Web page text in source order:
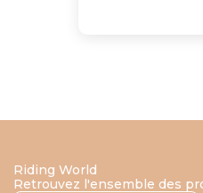
Riding World
Retrouvez l'ensemble des